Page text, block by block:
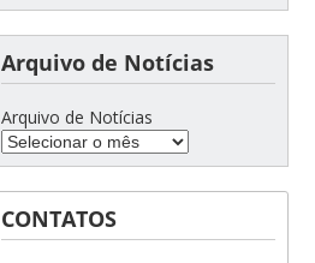
Arquivo de Notícias
Arquivo de Notícias
CONTATOS